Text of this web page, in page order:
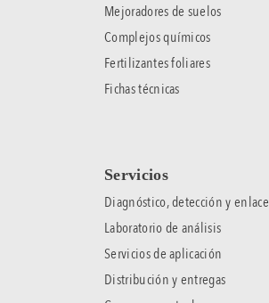
Mejoradores de suelos
Complejos químicos
Fertilizantes foliares
Fichas técnicas
Servicios
Diagnóstico, detección y enlace
Laboratorio de análisis
Servicios de aplicación
Distribución y entregas